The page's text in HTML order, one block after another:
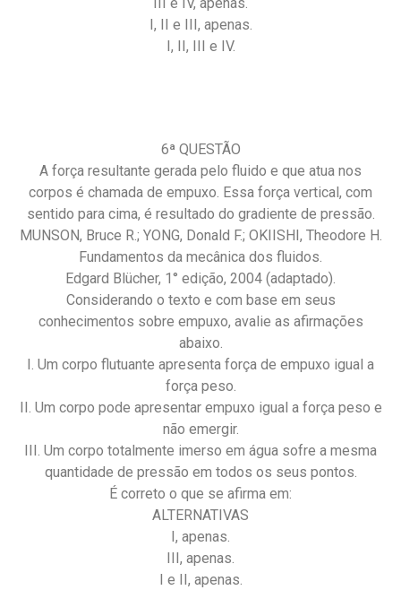
I, II e III, apenas.
I, II, III e IV.
6ª QUESTÃO
A força resultante gerada pelo fluido e que atua nos
corpos é chamada de empuxo. Essa força vertical, com
sentido para cima, é resultado do gradiente de pressão.
MUNSON, Bruce R.; YONG, Donald F.; OKIISHI, Theodore H.
Fundamentos da mecânica dos fluidos.
Edgard Blücher, 1° edição, 2004 (adaptado).
Considerando o texto e com base em seus
conhecimentos sobre empuxo, avalie as afirmações
abaixo.
I. Um corpo flutuante apresenta força de empuxo igual a
força peso.
II. Um corpo pode apresentar empuxo igual a força peso e
não emergir.
III. Um corpo totalmente imerso em água sofre a mesma
quantidade de pressão em todos os seus pontos.
É correto o que se afirma em:
ALTERNATIVAS
I, apenas.
III, apenas.
I e II, apenas.